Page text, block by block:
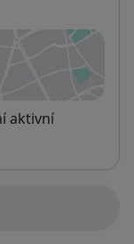
nové záložce
aktivní